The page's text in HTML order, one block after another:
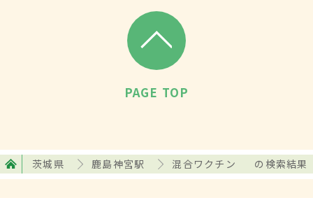
PAGE TOP
茨城県 鹿島神宮駅 混合ワクチン の検索結果